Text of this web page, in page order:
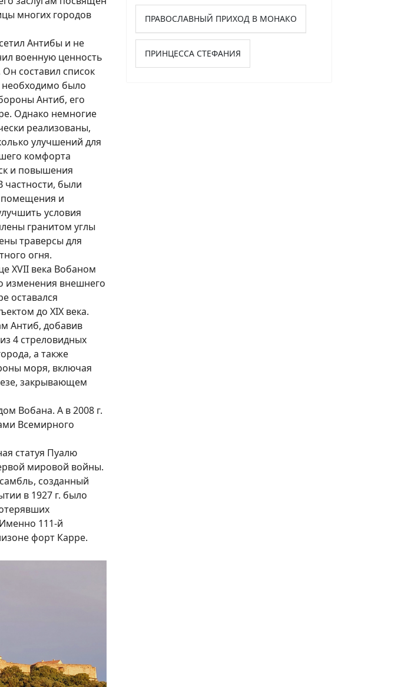
многих городов
Антибы и не
военную ценность
составил список
необходимо было
Антиб, его
Однако немногие
реализованы,
улучшений для
комфорта
и повышения
были
и
условия
гранитом углы
траверсы для
огня.
XVII века Вобаном
изменения внешнего
оставался
до XIX века.
Антиб, добавив
4 стреловидных
а также
моря, включая
закрывающем
Вобана. А в 2008 г.
Всемирного
статуя Пуалю
мировой войны.
созданный
в 1927 г. было
111-й
форт Карре.
ПРАВОСЛАВНЫЙ ПРИХОД В МОНАКО
ПРИНЦЕССА СТЕФАНИЯ